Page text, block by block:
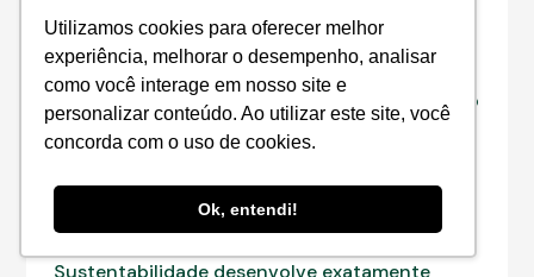
Utilizamos cookies para oferecer melhor
experiência, melhorar o desempenho, analisar
como você interage em nosso site e
personalizar conteúdo. Ao utilizar este site, você
concorda com o uso de cookies.
Ok, entendi!
liderança capaz de integrá-las, definir
prioridades, orientar equipes, influenciar
políticas e transformar riscos em
oportunidades de inovação e valor. O mercado
busca profissionais que pensem de forma
estruturada, avaliem impactos, interpretem
métricas, antecipem tendências e tomem
decisões responsáveis.
Sustentabilidade desenvolve exatamente